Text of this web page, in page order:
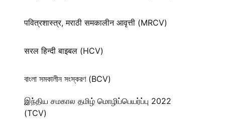
पवित्रशास्त्र, मराठी समकालीन आवृत्ती (MRCV)
सरल हिन्दी बाइबल (HCV)
বাংলা সমকালীন সংস্করণ (BCV)
இந்திய சமகால தமிழ் மொழிப்பெயர்ப்பு 2022
(TCV)